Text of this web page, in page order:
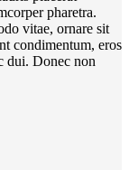
pharetra.
vitae, ornare sit
condimentum, eros
dui. Donec non